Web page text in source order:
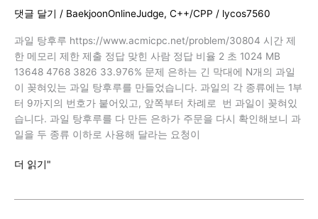
C++)
[BAEKJOON]
댓글 달기 / BaekjoonOnlineJudge, C++/CPP / lycos7560
과일 탕후루 https://www.acmicpc.net/problem/30804 시간 제
한 메모리 제한 제출 정답 맞힌 사람 정답 비율 2 초 1024 MB
13648 4768 3826 33.976% 문제 은하는 긴 막대에 N개의 과일
이 꽂혀있는 과일 탕후루를 만들었습니다. 과일의 각 종류에는 1부
터 9까지의 번호가 붙어있고, 앞쪽부터 차례로 번 과일이 꽂혀있
습니다. 과일 탕후루를 다 만든 은하가 주문을 다시 확인해보니 과
일을 두 종류 이하로 사용해 달라는 요청이
백
더 읽기"